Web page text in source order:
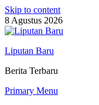
Skip to content
8 Agustus 2026
Liputan Baru
Berita Terbaru
Primary Menu